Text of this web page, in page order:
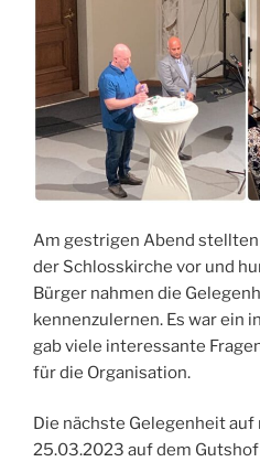
Am gestrigen Abend
der Schlosskirche vor und
Bürger nahmen die
kennenzulernen. Es war ein
gab viele interessante
für die Organisation.
Die nächste Gelegenheit
25.03.2023 auf dem